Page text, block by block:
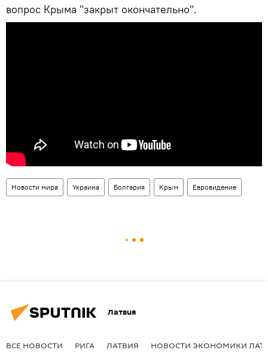
вопрос Крыма "закрыт окончательно".
Новости мира Украина Болгария Крым Евровидение
Латвия
ВСЕ НОВОСТИ РИГА ЛАТВИЯ НОВОСТИ ЭКОНОМИКИ